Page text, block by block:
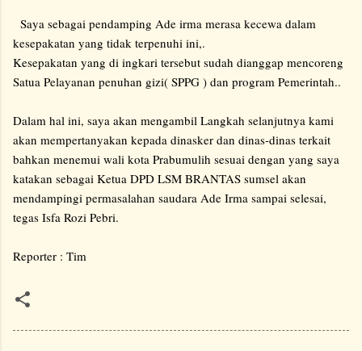
Saya sebagai pendamping Ade irma merasa kecewa dalam
kesepakatan yang tidak terpenuhi ini,.
Kesepakatan yang di ingkari tersebut sudah dianggap mencoreng
Satua Pelayanan penuhan gizi( SPPG ) dan program Pemerintah..
Dalam hal ini, saya akan mengambil Langkah selanjutnya kami
akan mempertanyakan kepada dinasker dan dinas-dinas terkait
bahkan menemui wali kota Prabumulih sesuai dengan yang saya
katakan sebagai Ketua DPD LSM BRANTAS sumsel akan
mendampingi permasalahan saudara Ade Irma sampai selesai,
tegas Isfa Rozi Pebri.
Reporter : Tim